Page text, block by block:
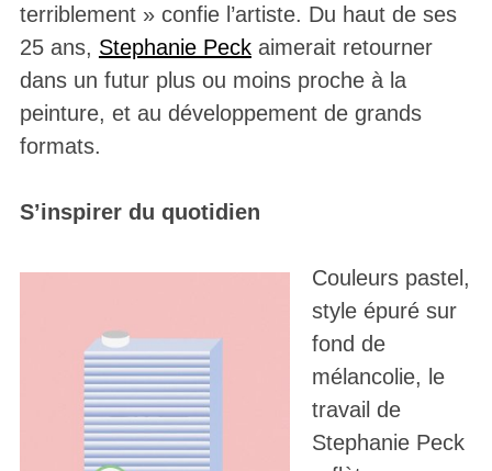
terriblement » confie l’artiste. Du haut de ses
25 ans, Stephanie Peckaimerait retourner
dans un futur plus ou moins proche à la
peinture, et au développement de grands
formats.
S’inspirer du quotidien
Couleurs pastel,
style épuré sur
fond de
mélancolie, le
travail de
Stephanie Peck